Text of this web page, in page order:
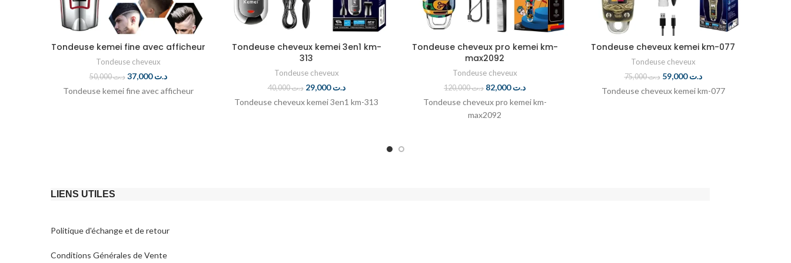
Tondeuse kemei fine avec afficheur
Tondeuse cheveux
د.ت50,000 د.ت37,000
Tondeuse kemei fine avec afficheur
Tondeuse cheveux kemei 3en1 km-
313
Tondeuse cheveux
د.ت40,000 د.ت29,000
Tondeuse cheveux kemei 3en1 km-313
Tondeuse cheveux pro kemei km-
max2092
Tondeuse cheveux
د.ت120,000 د.ت82,000
Tondeuse cheveux pro kemei km-
max2092
Tondeuse cheveux kemei km-077
Tondeuse cheveux
د.ت75,000 د.ت59,000
Tondeuse cheveux kemei km-077
LIENS UTILES
Politique d'échange et de retour​
Conditions Générales de Vente